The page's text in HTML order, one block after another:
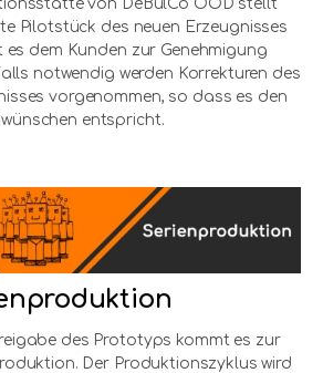
von DeBulCo OOD stellt
Pilotstück des neuen Erzeugnisses
es dem Kunden zur Genehmigung
notwendig werden Korrekturen des
vorgenommen, so dass es den
entspricht.
des Prototyps kommt es zur
Der Produktionszyklus wird